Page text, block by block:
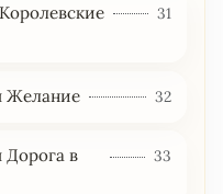
31
Желание 32
Дорога в
33